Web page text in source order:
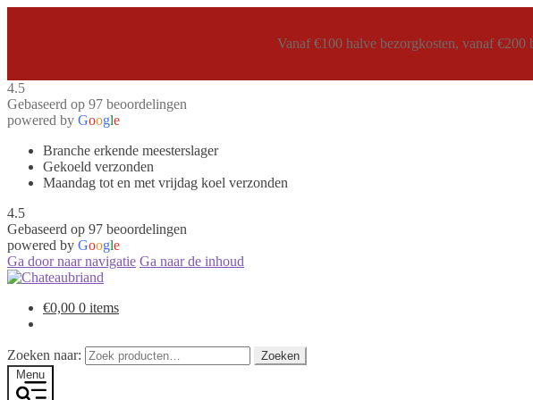
Vanaf €100 halve bezorgkosten, vanaf
4.5
Gebaseerd op 97 beoordelingen
powered by Google
Branche erkende meesterslager
Gekoeld verzonden
Maandag tot en met vrijdag koel verzonden
4.5
Gebaseerd op 97 beoordelingen
powered by Google
Ga door naar navigatie Ga naar de inhoud
€0,00 0 items
Zoeken naar:
Zoeken
Menu